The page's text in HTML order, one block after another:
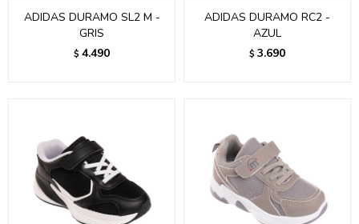
ADIDAS DURAMO SL2 M -
GRIS
$ 4.490
ADIDAS DURAMO RC2 -
AZUL
$ 3.690